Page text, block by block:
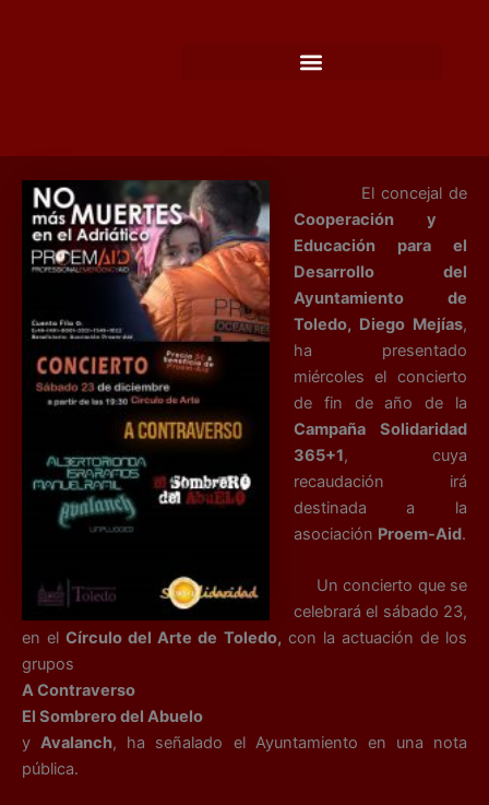
El concejal de
Cooperación y
Educación para el
Desarrollo del
Ayuntamiento de
Toledo, Diego Mejías,
ha presentado
miércoles el concierto
de fin de año de la
Campaña Solidaridad
365+1, cuya
recaudación irá
destinada a la
asociación Proem-Aid.
Un concierto que se
celebrará el sábado 23,
en elCírculo del Arte de Toledo, con la actuación de los
grupos
A Contraverso
El Sombrero del Abuelo
yAvalanch, ha señalado el Ayuntamiento en una nota
pública.